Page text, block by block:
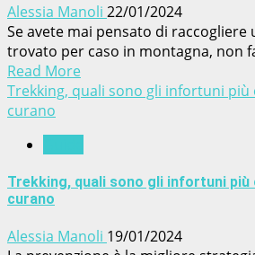
Alessia Manoli 22/01/2024
Se avete mai pensato di raccogliere
trovato per caso in montagna, non
Read More
Trekking, quali sono gli infortuni più
curano
Trekking, quali sono gli infortuni più
curano
Alessia Manoli 19/01/2024